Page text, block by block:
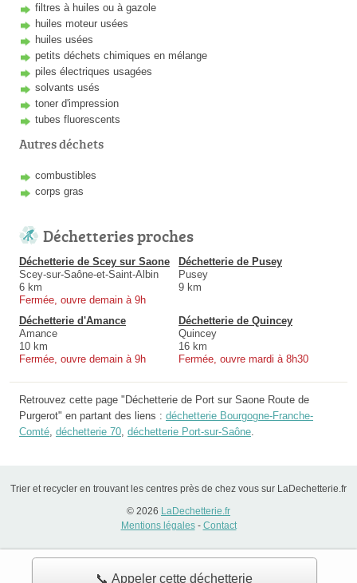
📞 Appeler cette déchetterie
filtres à huiles ou à gazole
huiles moteur usées
huiles usées
petits déchets chimiques en mélange
piles électriques usagées
solvants usés
toner d'impression
tubes fluorescents
Autres déchets
combustibles
corps gras
Déchetteries proches
Déchetterie de Scey sur Saone
Scey-sur-Saône-et-Saint-Albin
6 km
Fermée, ouvre demain à 9h
Déchetterie de Pusey
Pusey
9 km
Déchetterie d'Amance
Amance
10 km
Fermée, ouvre demain à 9h
Déchetterie de Quincey
Quincey
16 km
Fermée, ouvre mardi à 8h30
Retrouvez cette page "Déchetterie de Port sur Saone Route de
Purgerot" en partant des liens : déchetterie Bourgogne-Franche-
Comté déchetterie 70 déchetterie Port-sur-Saône
Trier et recycler en trouvant les centres près de chez vous sur LaDechetterie.fr
© 2026 LaDechetterie.fr
Mentions légales- Contact